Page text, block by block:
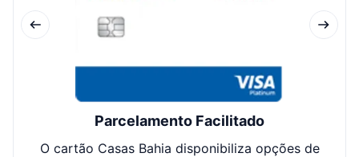
Parcelamento Facilitado
O cartão Casas Bahia disponibiliza opções de